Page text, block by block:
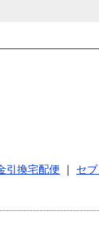
引換宅配便
セ